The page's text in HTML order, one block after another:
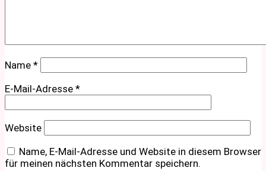
Name *
E-Mail-Adresse *
Website
Name, E-Mail-Adresse und Website in diesem Browser
für meinen nächsten Kommentar speichern.